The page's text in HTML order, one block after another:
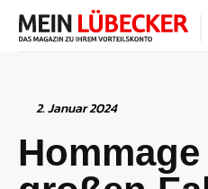
2. Januar 2024